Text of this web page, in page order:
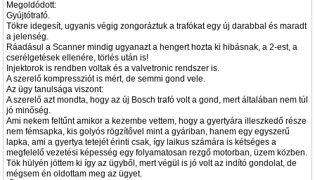
Megoldódott:
Gyújtótrafó.
Tökre idegesít, ugyanis végig zongoráztuk a trafókat egy új darabbal és maradt
a jelenség.
Ráadásul a Scanner mindig ugyanazt a hengert hozta ki hibásnak, a 2-est, a
cserélgetések ellenére, törlés után is!
Injektorok is rendben voltak és a valvetronic rendszer is.
A szerelő kompressziót is mért, de semmi gond vele.
Az ügy tanulsága viszont:
A szerelő azt mondta, hogy az új Bosch trafó volt a gond, mert általában nem túl
jó minőség.
Ami nekem feltűnt amikor a kezembe vettem, hogy a gyertyára illeszkedő része
nem fémsapka, kis golyós rögzítővel mint a gyáriban, hanem egy egyszerű
lapka, ami a gyertya tetejét érinti csak, így laikus számára is kétséges a
megfelelő vezetési képesség egy folyamatosan rezgő motorban, üzem közben.
Tök hülyén jöttem ki így az ügyből, mert végül is jó volt az indító gondolat, de
mégsem én oldottam meg az ügyet.